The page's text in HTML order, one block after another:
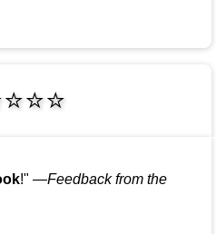
!" —Feedback from the